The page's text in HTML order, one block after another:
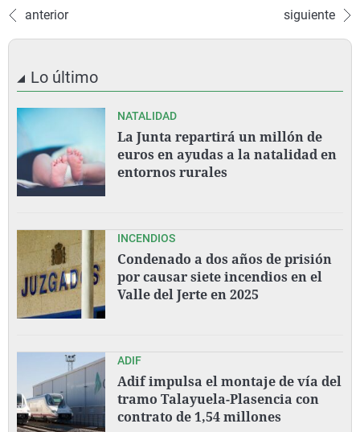
anterior siguiente
Lo último
NATALIDAD
La Junta repartirá un millón de
euros en ayudas a la natalidad en
entornos rurales
INCENDIOS
Condenado a dos años de prisión
por causar siete incendios en el
Valle del Jerte en 2025
ADIF
Adif impulsa el montaje de vía del
tramo Talayuela-Plasencia con
contrato de 1,54 millones